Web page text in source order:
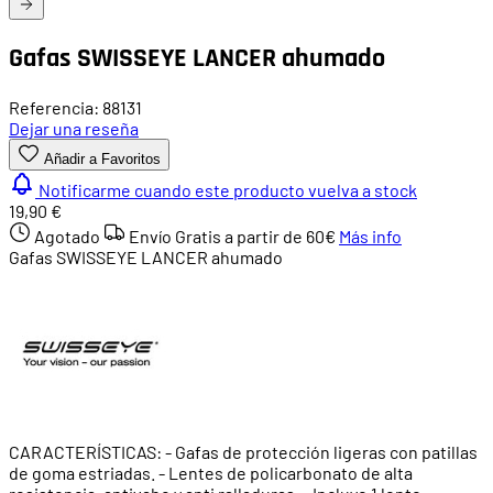
Gafas SWISSEYE LANCER ahumado
Referencia: 88131
Dejar una reseña
Añadir a Favoritos
Notificarme cuando este producto vuelva a stock
19,90 €
Agotado
Envío Gratis a partir de 60€ Más info
Gafas SWISSEYE LANCER ahumado
CARACTERÍSTICAS: - Gafas de protección ligeras con patillas
de goma estriadas. - Lentes de policarbonato de alta